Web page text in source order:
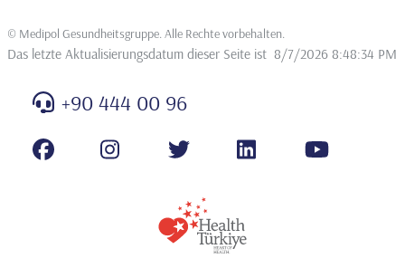
© Medipol Gesundheitsgruppe. Alle Rechte vorbehalten
Das letzte Aktualisierungsdatum dieser Seite ist 8/7/2026 8:48:34 PM
+90 444 00 96